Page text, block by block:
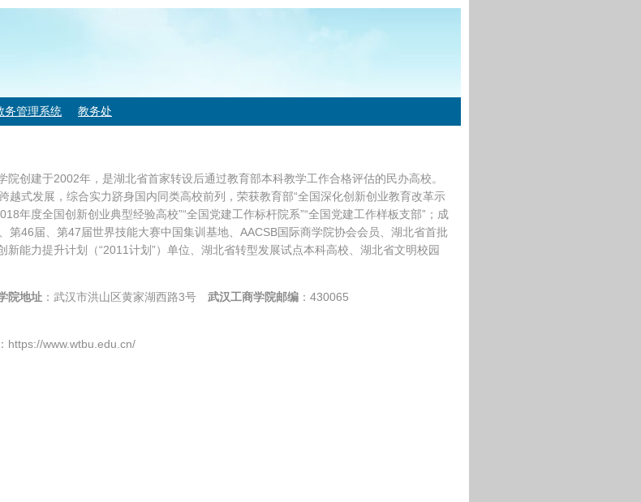
务管理系统 教务处
院创建于2002年，是湖北省首家转设后通过教育部本科教学工作合格评估的民办高校。
越式发展，综合实力跻身国内同类高校前列，荣获教育部“全国深化创新创业教育改革示
年度全国创新创业典型经验高校”“全国党建工作标杆院系”“全国党建工作样板支部”；成
第46届、第47届世界技能大赛中国集训基地、AACSB国际商学院协会会员、湖北省首批
新能力提升计划（“2011计划”）单位、湖北省转型发展试点本科高校、湖北省文明校园
院地址 ：武汉市洪山区黄家湖西路3号 武汉工商学院邮编 ：430065
：https://www.wtbu.edu.cn/